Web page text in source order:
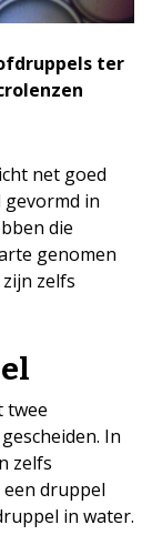
ter
net goed
gevormd in
die
genomen
zelfs
twee
In
zelfs
druppel
in water.